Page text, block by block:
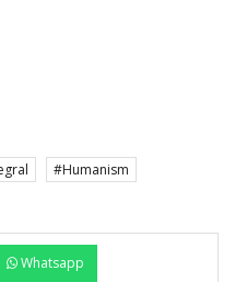
#Humanism
Whatsapp